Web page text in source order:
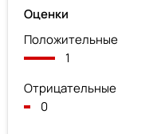
Оценки
Положительные
1
Отрицательные
0